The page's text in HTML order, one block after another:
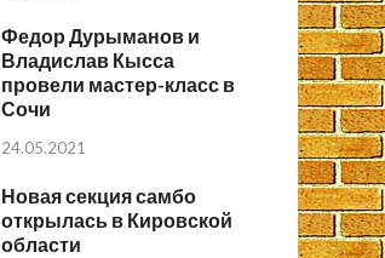
Федор Дурыманов и
Владислав Кысса
провели мастер-класс в
Сочи
24.05.2021
Новая секция самбо
открылась в Кировской
области